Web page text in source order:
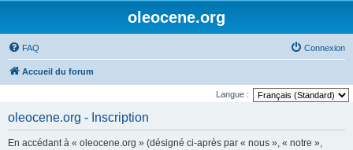
oleocene.org
FAQ Connexion
Accueil du forum
Langue :
oleocene.org - Inscription
En accédant à « oleocene.org » (désigné ci-après par « nous », « notre »,